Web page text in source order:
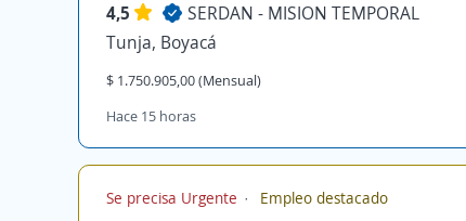
4,5
SERDAN - MISION TEMPORAL
Tunja, Boyacá
$ 1.750.905,00 (Mensual)
Hace 15 horas
Se precisa Urgente Empleo destacado